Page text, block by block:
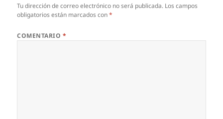
Tu dirección de correo electrónico no será publicada. Los campos
obligatorios están marcados con*
COMENTARIO *